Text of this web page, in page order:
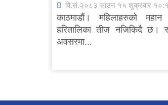
वि.सं.२०८३ साउन १५ शुक्रवार
काठमाडौं। महिलाहरुको महान
हरितालिका तीज नजिकिदै छ।
अवसरमा...